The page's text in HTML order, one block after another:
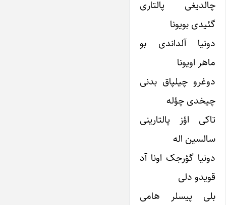
چالدیغی پالتاری
گئیدی بویونا
دونیا آلداندی بو
ماهر اویونا
دوغرو چیلپاق بدنی
چیخدی چؤله
تاکی اؤز پالتارینی
سالسین اله
دونیا گؤرجک اونا آد
قویدو دلی
بلی پیسلر هامی